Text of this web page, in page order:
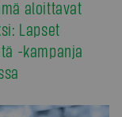
aloittavat
Lapset
-kampanja